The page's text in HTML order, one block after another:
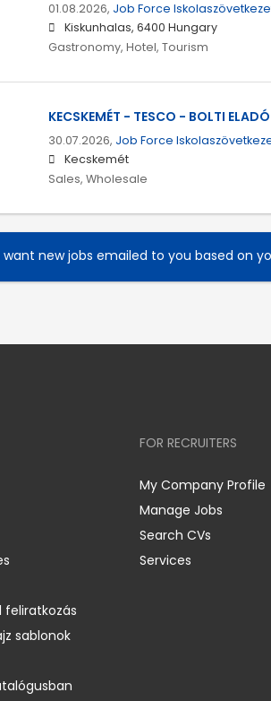
01.08.2026, Job Force
Kiskunhalas, 6400 Hungary
Gastronomy, Hotel, Tourism
KECSKEMÉT - TESCO - BOLTI
30.07.2026, Job Force
Kecskemét
Sales, Wholesale
want new jobs emailed to you based on
feliratkozás
sablonok
FOR RECRUITERS
My Company Profile
Manage Jobs
Search CVs
Services